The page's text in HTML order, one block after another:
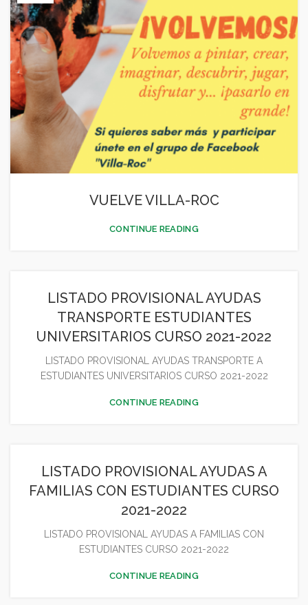
VUELVE VILLA-ROC
CONTINUE READING
LISTADO PROVISIONAL AYUDAS
TRANSPORTE ESTUDIANTES
UNIVERSITARIOS CURSO 2021-2022
LISTADO PROVISIONAL AYUDAS TRANSPORTE A
ESTUDIANTES UNIVERSITARIOS CURSO 2021-2022
CONTINUE READING
LISTADO PROVISIONAL AYUDAS A
FAMILIAS CON ESTUDIANTES CURSO
2021-2022
LISTADO PROVISIONAL AYUDAS A FAMILIAS CON
ESTUDIANTES CURSO 2021-2022
CONTINUE READING